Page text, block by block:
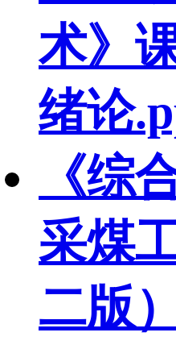
术》
绪论
《综
采煤
二版